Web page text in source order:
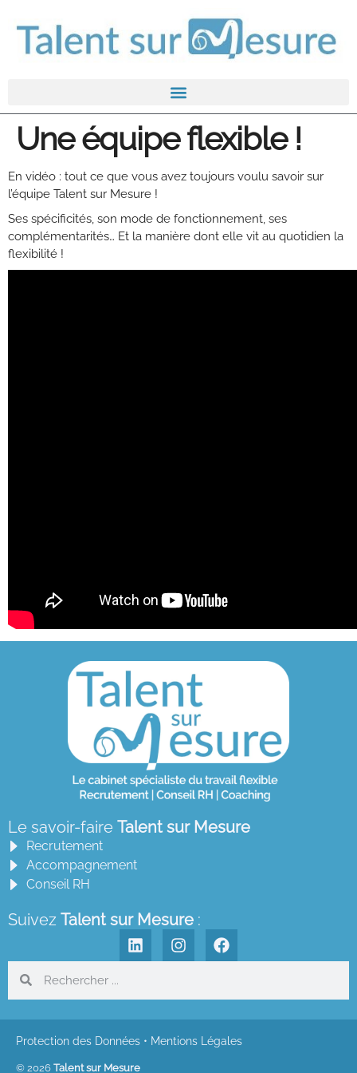
Une équipe flexible !
En vidéo : tout ce que vous avez toujours voulu savoir sur
l’équipe Talent sur Mesure !
Ses spécificités, son mode de fonctionnement, ses
complémentarités… Et la manière dont elle vit au quotidien la
flexibilité !
Le savoir-faire Talent sur Mesure
Recrutement
Accompagnement
Conseil RH
Suivez Talent sur Mesure :
Protection des Données • Mentions Légales
© 2026 Talent sur Mesure